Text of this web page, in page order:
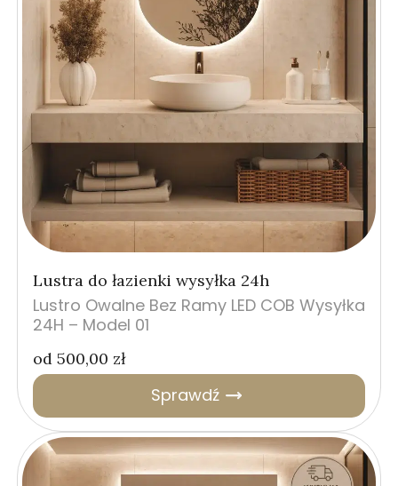
Lustra do łazienki wysyłka 24h
Lustro Owalne Bez Ramy LED COB Wysyłka
24H – Model 01
Sprawdź
od 500,00 zł